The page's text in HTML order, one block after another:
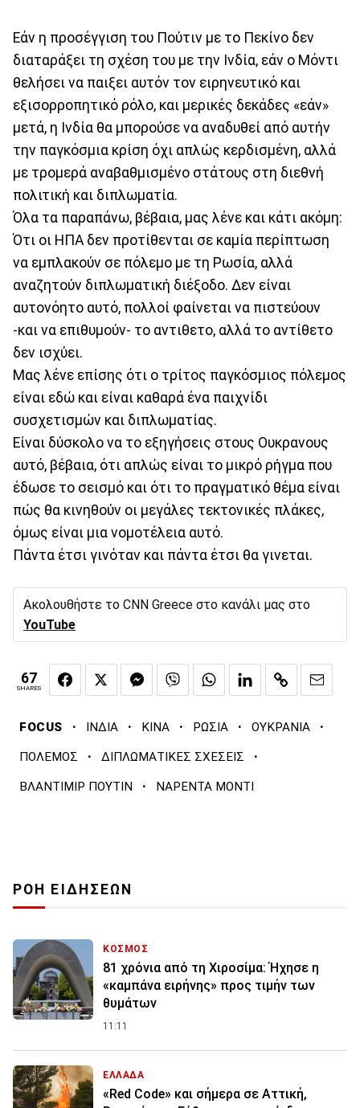
Εάν η προσέγγιση του Πούτιν με το Πεκίνο δεν
διαταράξει τη σχέση του με την Ινδία, εάν ο Μόντι
θελήσει να παιξει αυτόν τον ειρηνευτικό και
εξισορροπητικό ρόλο, και μερικές δεκάδες «εάν»
μετά, η Ινδία θα μπορούσε να αναδυθεί από αυτήν
την παγκόσμια κρίση όχι απλώς κερδισμένη, αλλά
με τρομερά αναβαθμισμένο στάτους στη διεθνή
πολιτική και διπλωματία.
Όλα τα παραπάνω, βέβαια, μας λένε και κάτι ακόμη:
Ότι οι ΗΠΑ δεν προτίθενται σε καμία περίπτωση
να εμπλακούν σε πόλεμο με τη Ρωσία, αλλά
αναζητούν διπλωματική διέξοδο. Δεν είναι
αυτονόητο αυτό, πολλοί φαίνεται να πιστεύουν
-και να επιθυμούν- το αντιθετο, αλλά το αντίθετο
δεν ισχύει.
Μας λένε επίσης ότι ο τρίτος παγκόσμιος πόλεμος
είναι εδώ και είναι καθαρά ένα παιχνίδι
συσχετισμών και διπλωματίας.
Είναι δύσκολο να το εξηγήσεις στους Ουκρανους
αυτό, βέβαια, ότι απλώς είναι το μικρό ρήγμα που
έδωσε το σεισμό και ότι το πραγματικό θέμα είναι
πώς θα κινηθούν οι μεγάλες τεκτονικές πλάκες,
όμως είναι μια νομοτέλεια αυτό.
Πάντα έτσι γινόταν και πάντα έτσι θα γινεται.
Ακολουθήστε το CNN Greece στο κανάλι μας στο
YouTube
67
SHARES
FOCUS · ΙΝΔΙΑ · ΚΙΝΑ · ΡΩΣΙΑ · ΟΥΚΡΑΝΙΑ ·
ΠΟΛΕΜΟΣ · ΔΙΠΛΩΜΑΤΙΚΕΣ ΣΧΕΣΕΙΣ ·
ΒΛΑΝΤΙΜΙΡ ΠΟΥΤΙΝ · ΝΑΡΕΝΤΑ ΜΟΝΤΙ
ΡΟΗ ΕΙΔΗΣΕΩΝ
ΚΟΣΜΟΣ
81 χρόνια από τη Χιροσίμα: Ήχησε η
«καμπάνα ειρήνης» προς τιμήν των
θυμάτων
11:11
ΕΛΛΑΔΑ
«Red Code» και σήμερα σε Αττική,